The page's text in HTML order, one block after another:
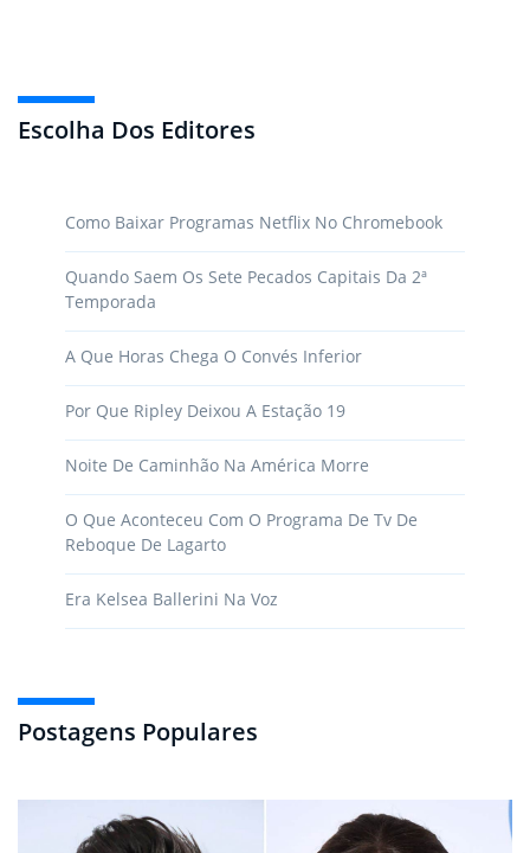
Escolha Dos Editores
Como Baixar Programas Netflix No Chromebook
Quando Saem Os Sete Pecados Capitais Da 2ª
Temporada
A Que Horas Chega O Convés Inferior
Por Que Ripley Deixou A Estação 19
Noite De Caminhão Na América Morre
O Que Aconteceu Com O Programa De Tv De
Reboque De Lagarto
Era Kelsea Ballerini Na Voz
Postagens Populares